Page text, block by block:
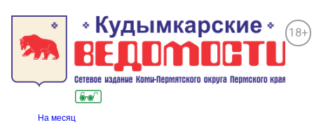
18+
На месяц